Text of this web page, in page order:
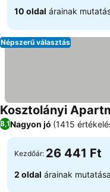
10 oldal árainak
Népszerű választás
Kosztolányi
8,1Nagyon jó (1415
Kezdőár: 26 441 Ft
2 oldal árainak mutatása